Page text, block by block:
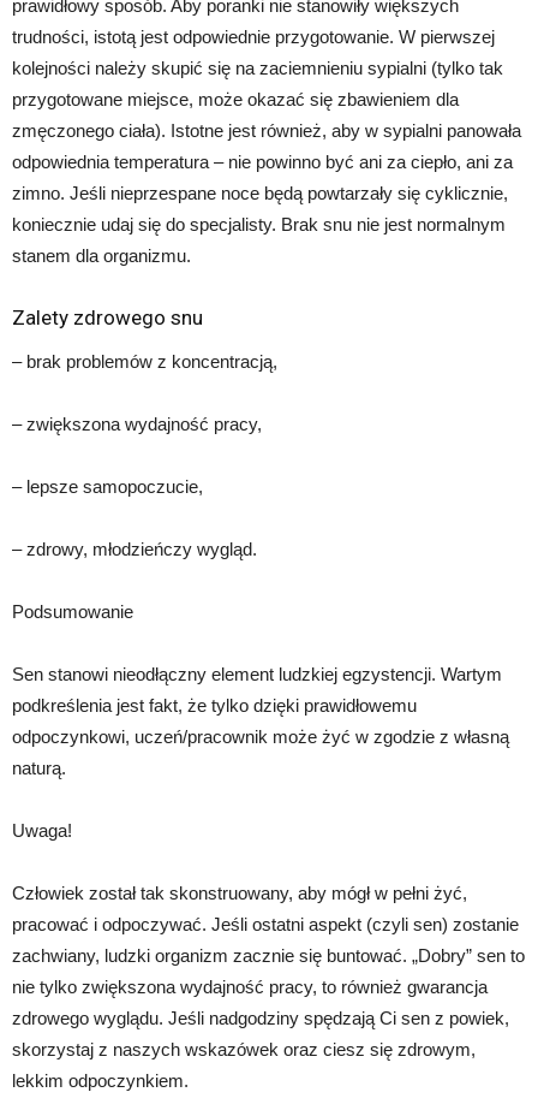
prawidłowy sposób. Aby poranki nie stanowiły większych
trudności, istotą jest odpowiednie przygotowanie. W pierwszej
kolejności należy skupić się na zaciemnieniu sypialni (tylko tak
przygotowane miejsce, może okazać się zbawieniem dla
zmęczonego ciała). Istotne jest również, aby w sypialni panowała
odpowiednia temperatura – nie powinno być ani za ciepło, ani za
zimno. Jeśli nieprzespane noce będą powtarzały się cyklicznie,
koniecznie udaj się do specjalisty. Brak snu nie jest normalnym
stanem dla organizmu.
Zalety zdrowego snu
– brak problemów z koncentracją,
– zwiększona wydajność pracy,
– lepsze samopoczucie,
– zdrowy, młodzieńczy wygląd.
Podsumowanie
Sen stanowi nieodłączny element ludzkiej egzystencji. Wartym
podkreślenia jest fakt, że tylko dzięki prawidłowemu
odpoczynkowi, uczeń/pracownik może żyć w zgodzie z własną
naturą.
Uwaga!
Człowiek został tak skonstruowany, aby mógł w pełni żyć,
pracować i odpoczywać. Jeśli ostatni aspekt (czyli sen) zostanie
zachwiany, ludzki organizm zacznie się buntować. „Dobry” sen to
nie tylko zwiększona wydajność pracy, to również gwarancja
zdrowego wyglądu. Jeśli nadgodziny spędzają Ci sen z powiek,
skorzystaj z naszych wskazówek oraz ciesz się zdrowym,
lekkim odpoczynkiem.